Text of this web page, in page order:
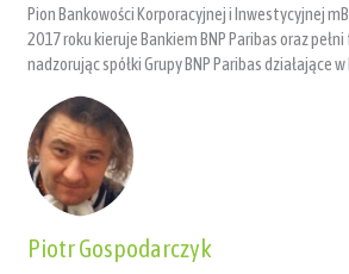
Pion Bankowości Korporacyjnej i Inwestycyjnej
2017 roku kieruje Bankiem BNP Paribas oraz
nadzorując spółki Grupy BNP Paribas działające w
Piotr Gospodarczyk